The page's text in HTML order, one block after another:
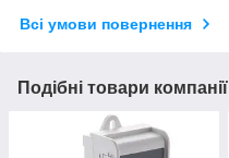
Всі умови повернення
Подібні товари компанії